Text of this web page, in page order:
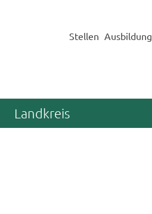
Stellen Ausbildung
Landkreis